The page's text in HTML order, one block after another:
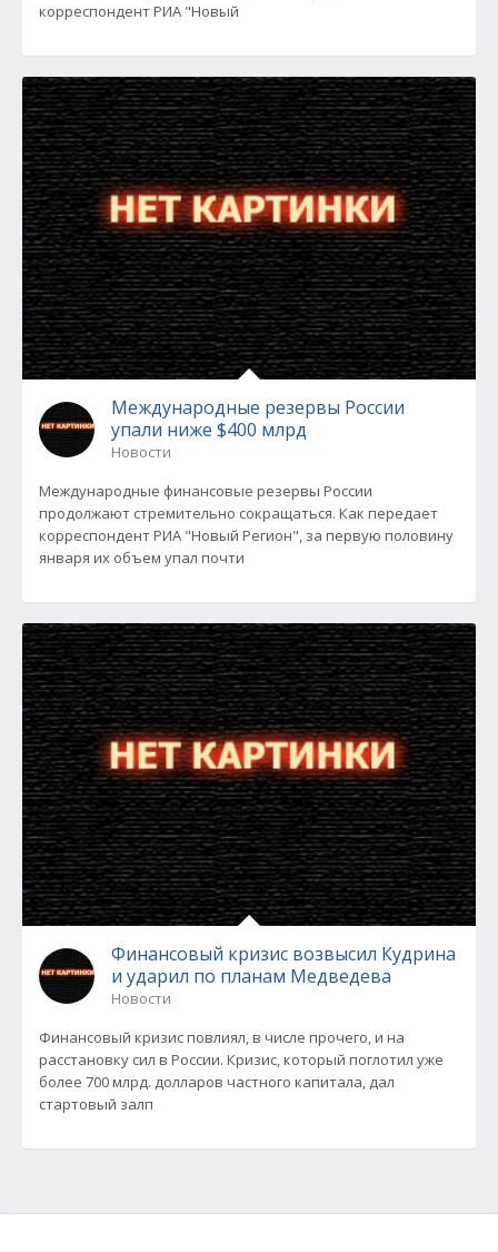
корреспондент РИА "Новый
Международные резервы России
упали ниже $400 млрд
Новости
Международные финансовые резервы России
продолжают стремительно сокращаться. Как передает
корреспондент РИА "Новый Регион", за первую половину
января их объем упал почти
Финансовый кризис возвысил Кудрина
и ударил по планам Медведева
Новости
Финансовый кризис повлиял, в числе прочего, и на
расстановку сил в России. Кризис, который поглотил уже
более 700 млрд. долларов частного капитала, дал
стартовый залп